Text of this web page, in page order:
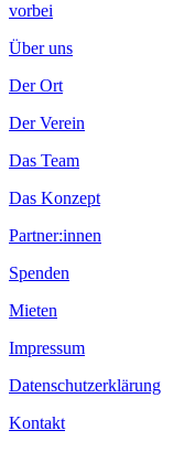
vorbei
Über uns
Der Ort
Der Verein
Das Team
Das Konzept
Partner:innen
Spenden
Mieten
Impressum
Datenschutzerklärung
Kontakt